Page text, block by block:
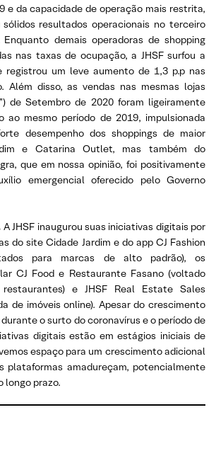
e da capacidade de operação mais restrita,
sólidos resultados operacionais no terceiro
demais operadoras de shopping
nas taxas de ocupação, a JHSF surfou a
registrou um leve aumento de 1,3 p.p nas
Além disso, as vendas nas mesmas lojas
de Setembro de 2020 foram ligeiramente
ao mesmo período de 2019, impulsionada
desempenho dos shoppings de maior
e Catarina Outlet, mas também do
que em nossa opinião, foi positivamente
emergencial oferecido pelo Governo
A JHSF inaugurou suas iniciativas digitais por
do site Cidade Jardim e do app CJ Fashion
para marcas de alto padrão), os
CJ Food e Restaurante Fasano (voltado
e JHSF Real Estate Sales
de imóveis online). Apesar do crescimento
o surto do coronavírus e o período de
digitais estão em estágios iniciais de
espaço para um crescimento adicional
plataformas amadureçam, potencialmente
longo prazo.